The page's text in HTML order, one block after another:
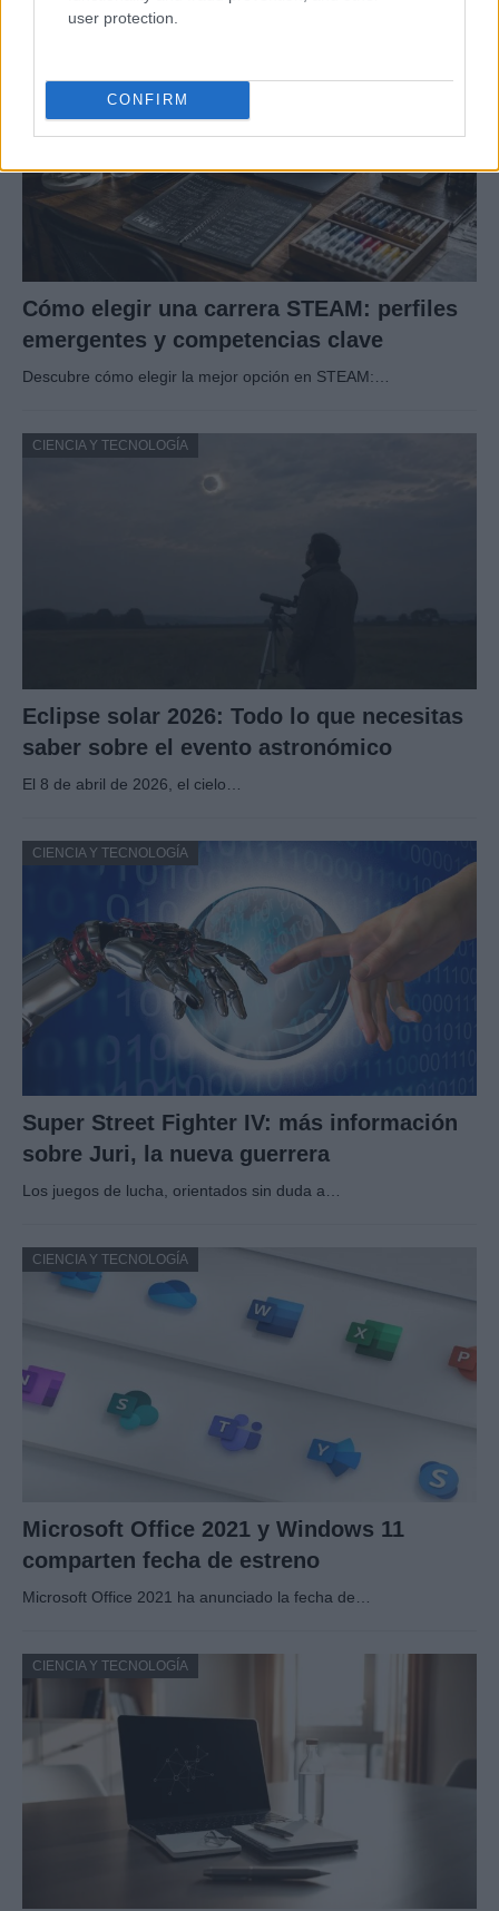
user protection.
CONFIRM
Cómo elegir una carrera STEAM: perfiles
emergentes y competencias clave
Descubre cómo elegir la mejor opción en STEAM:…
CIENCIA Y TECNOLOGÍA
Eclipse solar 2026: Todo lo que necesitas
saber sobre el evento astronómico
El 8 de abril de 2026, el cielo…
CIENCIA Y TECNOLOGÍA
Super Street Fighter IV: más información
sobre Juri, la nueva guerrera
Los juegos de lucha, orientados sin duda a…
CIENCIA Y TECNOLOGÍA
Microsoft Office 2021 y Windows 11
comparten fecha de estreno
Microsoft Office 2021 ha anunciado la fecha de…
CIENCIA Y TECNOLOGÍA